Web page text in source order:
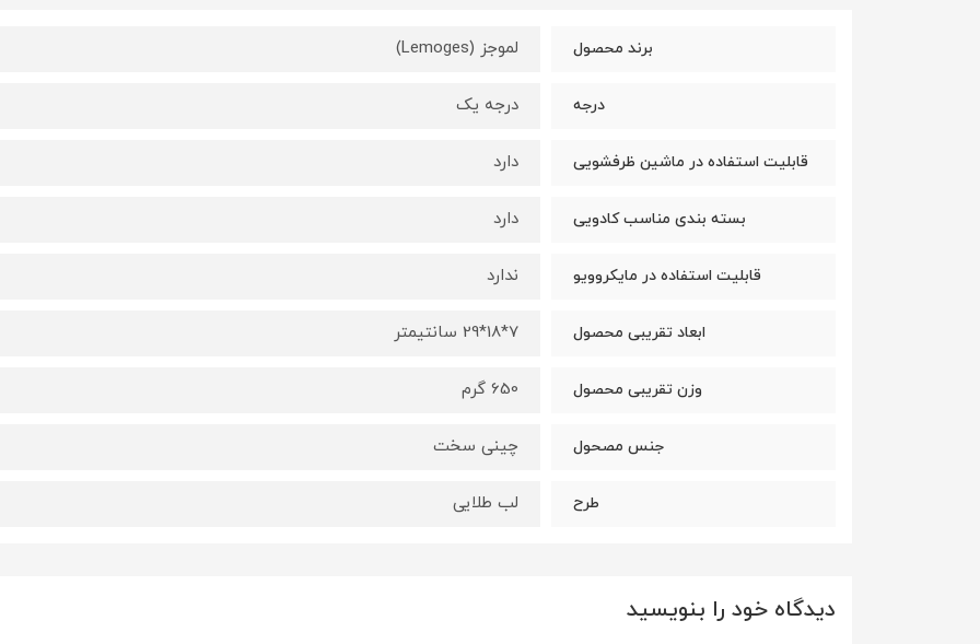
برند محصول لموجز (Lemoges)
درجه درجه یک
قابلیت استفاده در ماشین ظرفشویی دارد
بسته بندی مناسب کادویی دارد
قابلیت استفاده در مایکروویو ندارد
ابعاد تقریبی محصول 7*18*29 سانتیمتر
وزن تقریبی محصول 650 گرم
جنس مصحول چینی سخت
طرح لب طلایی
دیدگاه خود را بنویسید